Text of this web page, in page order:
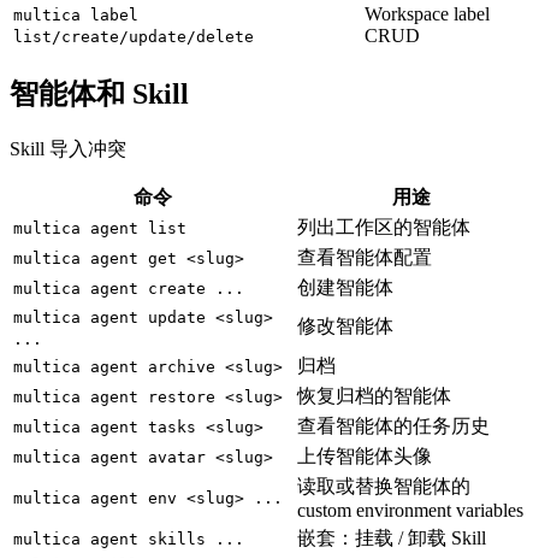
multica label
list/create/update/delete
Workspace label
CRUD
智能体和 Skill
Skill 导入冲突
命令 用途
multica agent list 列出工作区的智能体
multica agent get <slug> 查看智能体配置
multica agent create ... 创建智能体
multica agent update <slug>
...
修改智能体
multica agent archive <slug> 归档
multica agent restore <slug> 恢复归档的智能体
multica agent tasks <slug> 查看智能体的任务历史
multica agent avatar <slug> 上传智能体头像
multica agent env <slug> ...
读取或替换智能体的
custom environment variables
multica agent skills ... 嵌套：挂载 / 卸载 Skill